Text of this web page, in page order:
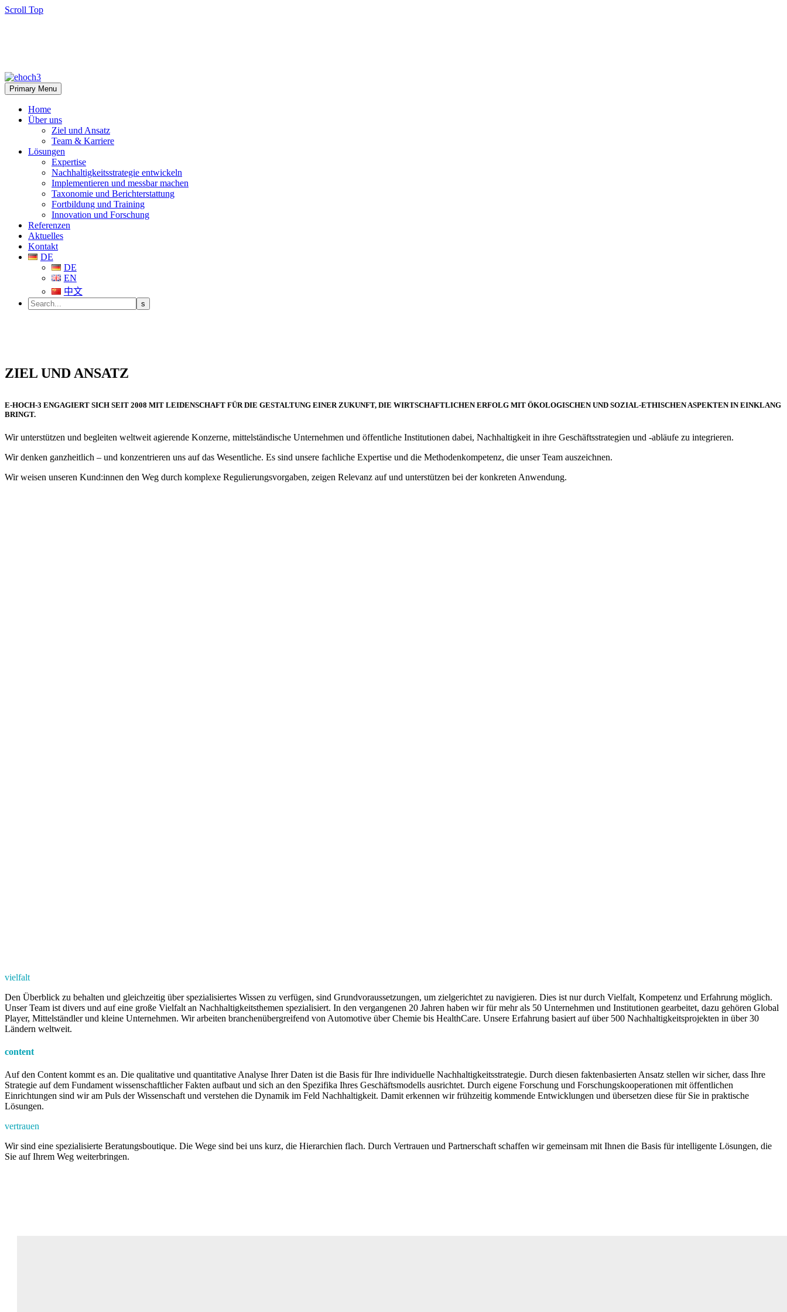
Scroll Top
Primary Menu
Home
Über uns
Ziel und Ansatz
Team & Karriere
Lösungen
Expertise
Nachhaltigkeitsstrategie entwickeln
Implementieren und messbar machen
Taxonomie und Berichterstattung
Fortbildung und Training
Innovation und Forschung
Referenzen
Aktuelles
Kontakt
DE
DE
EN
中文
ZIEL UND ANSATZ
E-HOCH-3 ENGAGIERT SICH SEIT 2008 MIT LEIDENSCHAFT FÜR DIE GESTALTUNG EINER ZUKUNFT, DIE WIRTSCHAFTLICHEN ERFOLG MIT ÖKOLOGISCHEN UND SOZIAL-ETHISCHEN ASPEKTEN IN EINKLANG
BRINGT.
Wir unterstützen und begleiten weltweit agierende Konzerne, mittelständische Unternehmen und öffentliche Institutionen dabei, Nachhaltigkeit in ihre Geschäftsstrategien und -abläufe zu integrieren.
Wir denken ganzheitlich – und konzentrieren uns auf das Wesentliche. Es sind unsere fachliche Expertise und die Methodenkompetenz, die unser Team auszeichnen.
Wir weisen unseren Kund:innen den Weg durch komplexe Regulierungsvorgaben, zeigen Relevanz auf und unterstützen bei der konkreten Anwendung.
vielfalt
Den Überblick zu behalten und gleichzeitig über spezialisiertes Wissen zu verfügen, sind Grundvoraussetzungen, um zielgerichtet zu navigieren. Dies ist nur durch Vielfalt, Kompetenz und Erfahrung möglich.
Unser Team ist divers und auf eine große Vielfalt an Nachhaltigkeitsthemen spezialisiert. In den vergangenen 20 Jahren haben wir für mehr als 50 Unternehmen und Institutionen gearbeitet, dazu gehören Global
Player, Mittelständler und kleine Unternehmen. Wir arbeiten branchenübergreifend von Automotive über Chemie bis HealthCare. Unsere Erfahrung basiert auf über 500 Nachhaltigkeitsprojekten in über 30
Ländern weltweit.
content
Auf den Content kommt es an. Die qualitative und quantitative Analyse Ihrer Daten ist die Basis für Ihre individuelle Nachhaltigkeitsstrategie. Durch diesen faktenbasierten Ansatz stellen wir sicher, dass Ihre
Strategie auf dem Fundament wissenschaftlicher Fakten aufbaut und sich an den Spezifika Ihres Geschäftsmodells ausrichtet. Durch eigene Forschung und Forschungskooperationen mit öffentlichen
Einrichtungen sind wir am Puls der Wissenschaft und verstehen die Dynamik im Feld Nachhaltigkeit. Damit erkennen wir frühzeitig kommende Entwicklungen und übersetzen diese für Sie in praktische
Lösungen.
vertrauen
Wir sind eine spezialisierte Beratungsboutique. Die Wege sind bei uns kurz, die Hierarchien flach. Durch Vertrauen und Partnerschaft schaffen wir gemeinsam mit Ihnen die Basis für intelligente Lösungen, die
Sie auf Ihrem Weg weiterbringen.